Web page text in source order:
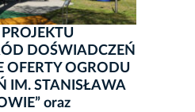
DOŚWIADCZEŃ
OFERTY OGRODU
IM. STANISŁAWA
oraz